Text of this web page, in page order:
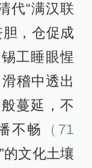
代“满汉联
胆，仓促成
工睡眼惺
滑稽中透出
蔓延，不
不畅
（71
的文化土壤